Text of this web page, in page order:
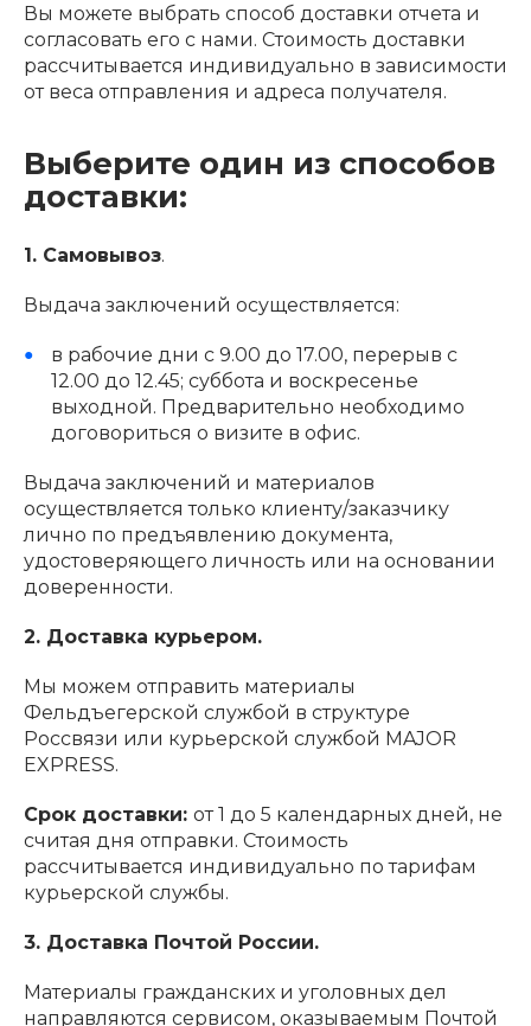
Вы можете выбрать способ доставки отчета и
согласовать его с нами. Стоимость доставки
рассчитывается индивидуально в зависимости
от веса отправления и адреса получателя.
Выберите один из способов
доставки:
1. Самовывоз.
Выдача заключений осуществляется:
в рабочие дни с 9.00 до 17.00, перерыв с
12.00 до 12.45; суббота и воскресенье
выходной. Предварительно необходимо
договориться о визите в офис.
Выдача заключений и материалов
осуществляется только клиенту/заказчику
лично по предъявлению документа,
удостоверяющего личность или на основании
доверенности.
2. Доставка курьером.
Мы можем отправить материалы
Фельдъегерской службой в структуре
Россвязи или курьерской службой MAJOR
EXPRESS.
Срок доставки: от 1 до 5 календарных дней, не
считая дня отправки. Стоимость
рассчитывается индивидуально по тарифам
курьерской службы.
3. Доставка Почтой России.
Материалы гражданских и уголовных дел
направляются сервисом, оказываемым Почтой